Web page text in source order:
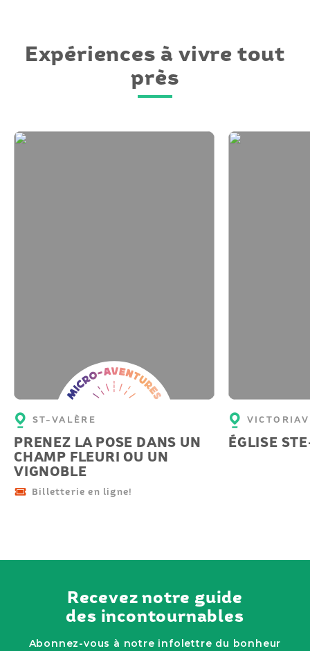
Expériences à vivre tout
près
Micro-
aventure
ST-VALÈRE
PRENEZ LA POSE DANS UN
CHAMP FLEURI OU UN
VIGNOBLE
Billetterie en ligne!
ÉGLISE
Recevez notre guide
des incontournables
Abonnez-vous à notre infolettre du bonheur